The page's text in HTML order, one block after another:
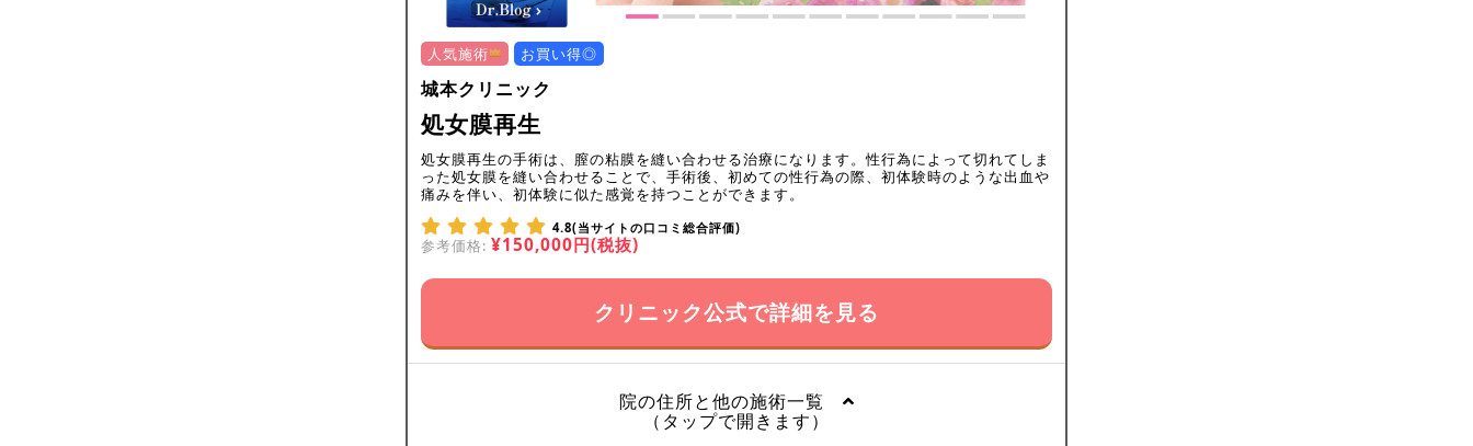
人気施術 お買い得◎
城本クリニック
処女膜再生
処女膜再生の手術は、膣の粘膜を縫い合わせる治療になります。性行為によって切れてしま
った処女膜を縫い合わせることで、手術後、初めての性行為の際、初体験時のような出血や
痛みを伴い、初体験に似た感覚を持つことができます。
4.8(当サイトの口コミ総合評価)
参考価格: ¥150,000円(税抜)
クリニック公式で詳細を見る
院の住所と他の施術一覧
（タップで開きます）